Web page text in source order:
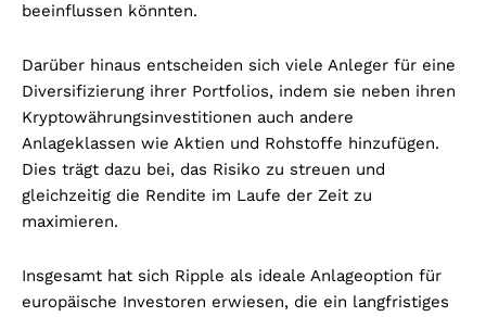
beeinflussen könnten.
Darüber hinaus entscheiden sich viele Anleger für eine
Diversifizierung ihrer Portfolios, indem sie neben ihren
Kryptowährungsinvestitionen auch andere
Anlageklassen wie Aktien und Rohstoffe hinzufügen.
Dies trägt dazu bei, das Risiko zu streuen und
gleichzeitig die Rendite im Laufe der Zeit zu
maximieren.
Insgesamt hat sich Ripple als ideale Anlageoption für
europäische Investoren erwiesen, die ein langfristiges